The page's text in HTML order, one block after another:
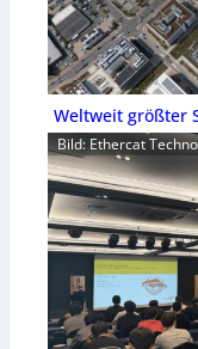
Weltweit größter
Bild: Ethercat